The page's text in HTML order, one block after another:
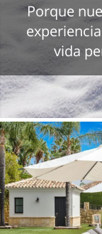
Porque
vida